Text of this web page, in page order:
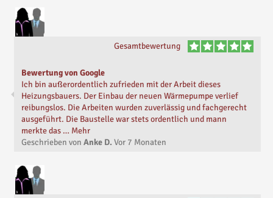
Gesamtbewertung
Bewertung von Google
Ich bin außerordentlich zufrieden mit der Arbeit dieses
Heizungsbauers. Der Einbau der neuen Wärmepumpe verlief
reibungslos. Die Arbeiten wurden zuverlässig und fachgerecht
ausgeführt. Die Baustelle war stets ordentlich und mann
merkte das … Mehr
Geschrieben von Anke D. Vor 7 Monaten